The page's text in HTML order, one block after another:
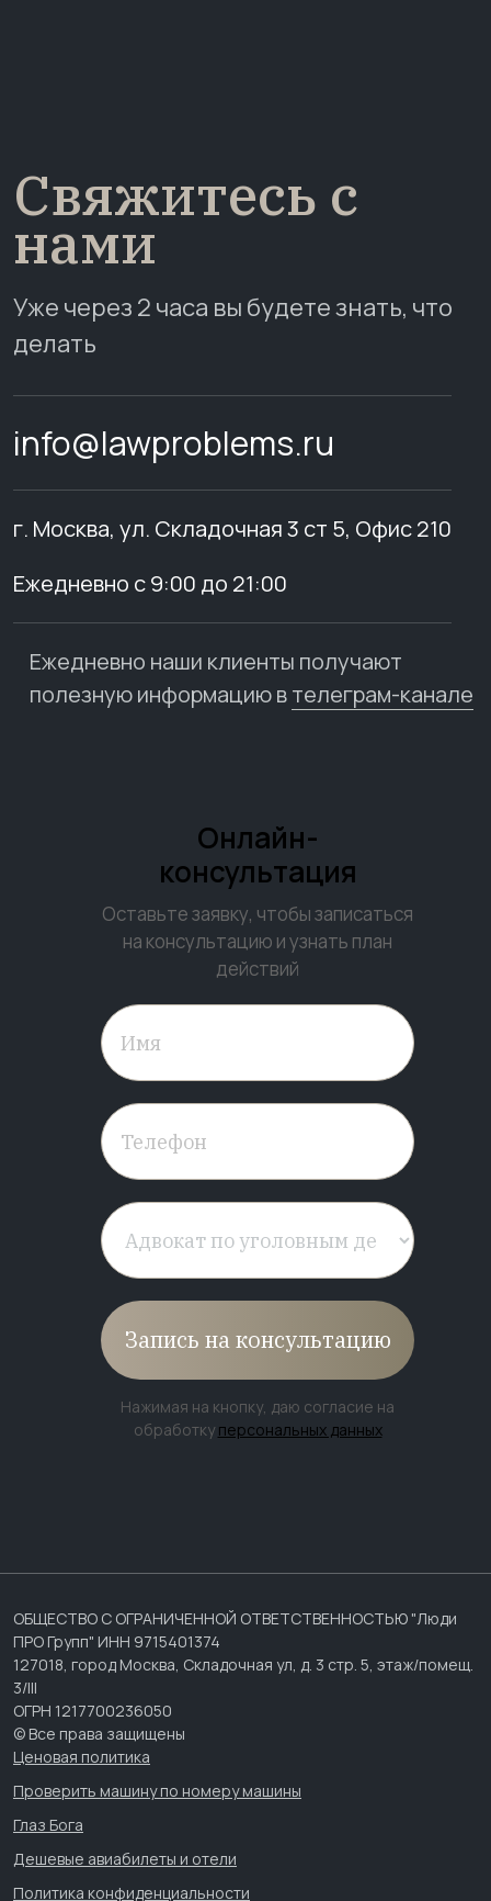
Свяжитесь с
нами
Уже через 2 часа вы будете знать, что
делать
info@lawproblems.ru
г. Москва, ул. Складочная 3 ст 5, Офис 210
Ежедневно с 9:00 до 21:00
Ежедневно наши клиенты получают
полезную информацию втелеграм-канале
Онлайн-
консультация
Оставьте заявку, чтобы записаться
на консультацию и узнать план
действий
Запись на консультацию
Нажимая на кнопку, даю согласие на
обработку персональных данных
ОБЩЕСТВО С ОГРАНИЧЕННОЙ ОТВЕТСТВЕННОСТЬЮ "Люди
ПРО Групп" ИНН 9715401374
127018, город Москва, Складочная ул, д. 3 стр. 5, этаж/помещ.
3/III
ОГРН 1217700236050
© Все права защищены
Ценовая политика
Проверить машину по номеру машины
Глаз Бога
Дешевые авиабилеты и отели
Политика конфиденциальности